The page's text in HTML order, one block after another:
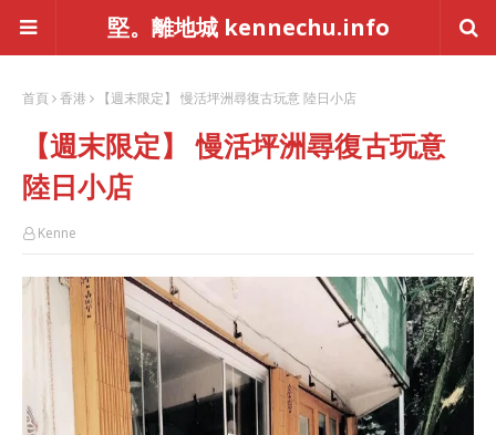
堅。離地城 kennechu.info
首頁 香港 【週末限定】 慢活坪洲尋復古玩意 陸日小店
【週末限定】 慢活坪洲尋復古玩意
陸日小店
Kenne